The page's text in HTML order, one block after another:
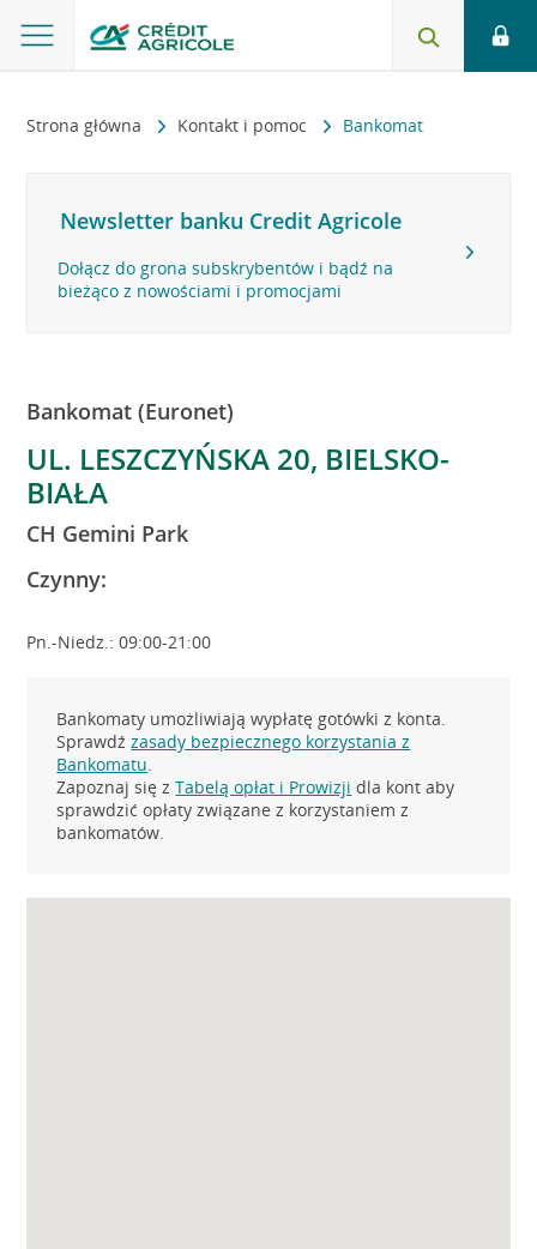
Strona główna Kontakt i pomoc Bankomat
Newsletter banku Credit Agricole
Dołącz do grona subskrybentów i bądź na
bieżąco z nowościami i promocjami
Bankomat (Euronet)
UL. LESZCZYŃSKA 20, BIELSKO-
BIAŁA
CH Gemini Park
Czynny:
Pn.-Niedz.: 09:00-21:00
Bankomaty umożliwiają wypłatę gotówki z konta.
Sprawdźzasady bezpiecznego korzystania z
Bankomatu.
Zapoznaj się zTabelą opłat i Prowizji dla kont aby
sprawdzić opłaty związane z korzystaniem z
bankomatów.